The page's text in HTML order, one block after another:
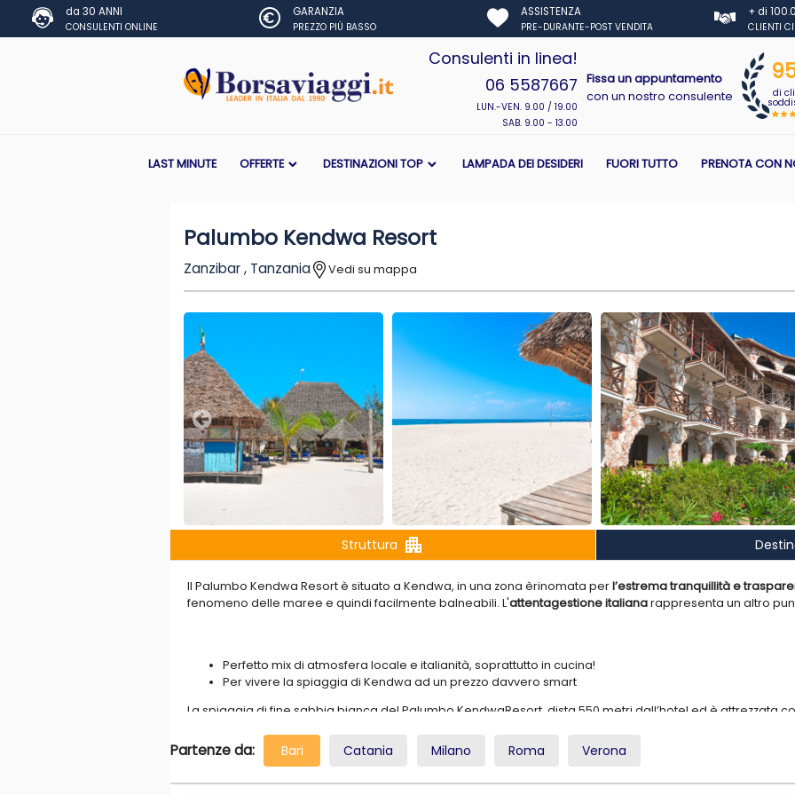
da 30 ANNI
CONSULENTI ONLINE
GARANZIA
PREZZO PIÙ BASSO
ASSISTENZA
PRE-DURANTE-POST VENDITA
+ di
CLIENTI
Consulenti in linea!
06 5587667
LUN.-VEN. 9.00 / 19.00
SAB. 9.00 - 13.00
Fissa un appuntamento
con un nostro consulente
di
LAST MINUTE OFFERTE DESTINAZIONI TOP LAMPADA DEI DESIDERI FUORI TUTTO PRENOTA CON
Palumbo Kendwa Resort
Zanzibar , Tanzania Vedi su mappa
Struttura apartment
Il Palumbo Kendwa Resort è situato a Kendwa, in una zona èrinomata perl’estrema tranquillità e
fenomeno delle maree e quindi facilmente balneabili. L'attentagestione italianarappresenta un altro
Perfetto mix di atmosfera locale e italianità, soprattutto in cucina!
Per vivere la spiaggia di Kendwa ad un prezzo davvero smart
La spiaggia di fine sabbia bianca del Palumbo KendwaResort dista 550 metri dall’hotel ed è attrezzata
La valutazione di Eden
La spiaggia delPalumboKendwa Resortè quella di Kendwa e si presenta come unalungae ampia
Partenze da: Bari Catania Milano Roma Verona